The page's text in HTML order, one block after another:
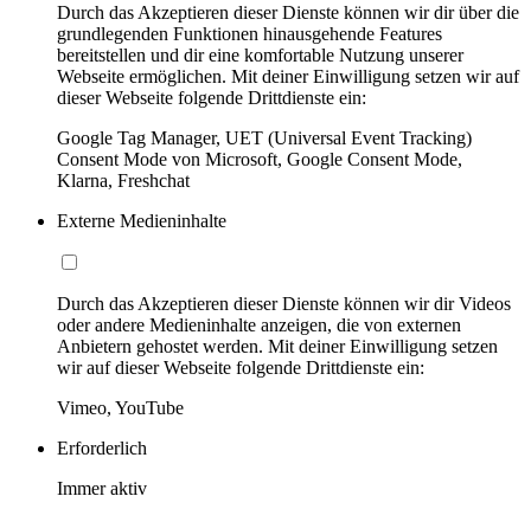
Durch das Akzeptieren dieser Dienste können wir dir über die
grundlegenden Funktionen hinausgehende Features
bereitstellen und dir eine komfortable Nutzung unserer
Webseite ermöglichen. Mit deiner Einwilligung setzen wir auf
dieser Webseite folgende Drittdienste ein:
Google Tag Manager, UET (Universal Event Tracking)
Consent Mode von Microsoft, Google Consent Mode,
Klarna, Freshchat
Externe Medieninhalte
Durch das Akzeptieren dieser Dienste können wir dir Videos
oder andere Medieninhalte anzeigen, die von externen
Anbietern gehostet werden. Mit deiner Einwilligung setzen
wir auf dieser Webseite folgende Drittdienste ein:
Vimeo, YouTube
Erforderlich
Immer aktiv